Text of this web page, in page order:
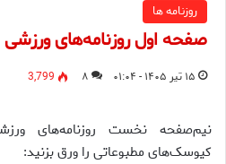
روزنامه ها
صفحه اول روزنامه‌های ورزشی ۱۵ تیر
۱۵ تیر ۱۴۰۵ - ۰۱:۰۴ ۸ 3,799
نیم‌صفحه نخست روزنامه‌های
کیوسک‌های مطبوعاتی را ورق بزنید: